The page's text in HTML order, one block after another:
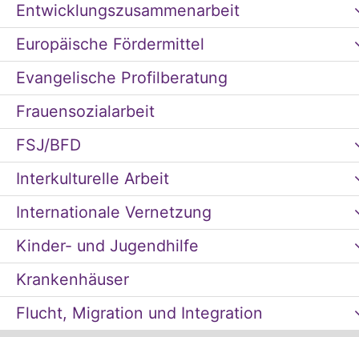
Entwicklungszusammenarbeit
Europäische Fördermittel
Evangelische Profilberatung
Frauensozialarbeit
FSJ/BFD
Interkulturelle Arbeit
Internationale Vernetzung
Kinder- und Jugendhilfe
Krankenhäuser
Flucht, Migration und Integration